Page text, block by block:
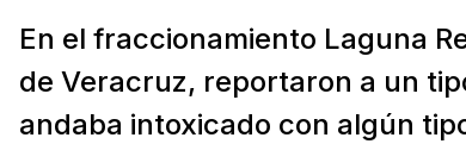
En el fraccionamiento Laguna
de Veracruz, reportaron a un
andaba intoxicado con algún